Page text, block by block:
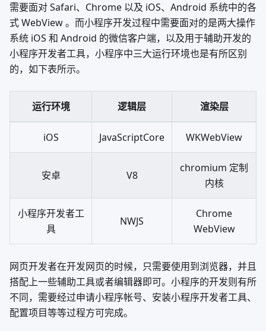
需要面对 Safari、Chrome 以及 iOS、Android 系统中的各
式 WebView 。而小程序开发过程中需要面对的是两大操作
系统 iOS 和 Android 的微信客户端，以及用于辅助开发的
小程序开发者工具，小程序中三大运行环境也是有所区别
的，如下表所示。
运行环境 逻辑层 渲染层
iOS JavaScriptCore WKWebView
安卓 V8
chromium 定制
内核
小程序开发者工
具
NWJS
Chrome
WebView
网页开发者在开发网页的时候，只需要使用到浏览器，并且
搭配上一些辅助工具或者编辑器即可。小程序的开发则有所
不同，需要经过申请小程序帐号、安装小程序开发者工具、
配置项目等等过程方可完成。